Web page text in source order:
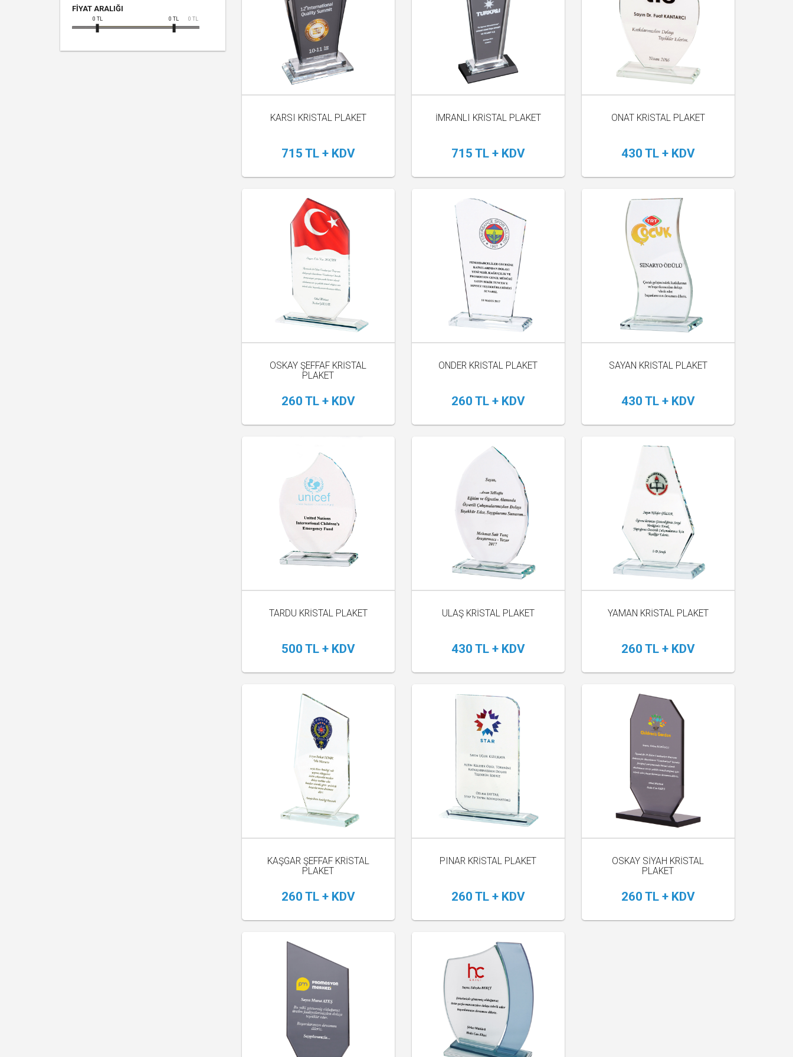
FIYAT ARALIĞI
0 TL
0 TL 0 TL
KARSI KRİSTAL PLAKET
715 TL + KDV
İMRANLI KRİSTAL PLAKET
715 TL + KDV
ONAT KRİSTAL PLAKET
430 TL + KDV
OSKAY ŞEFFAF KRİSTAL
PLAKET
260 TL + KDV
ÖNDER KRİSTAL PLAKET
260 TL + KDV
SAYAN KRİSTAL PLAKET
430 TL + KDV
TARDU KRİSTAL PLAKET
500 TL + KDV
ULAŞ KRİSTAL PLAKET
430 TL + KDV
YAMAN KRİSTAL PLAKET
260 TL + KDV
KAŞGAR ŞEFFAF KRİSTAL
PLAKET
260 TL + KDV
PINAR KRİSTAL PLAKET
260 TL + KDV
OSKAY SİYAH KRİSTAL
PLAKET
260 TL + KDV